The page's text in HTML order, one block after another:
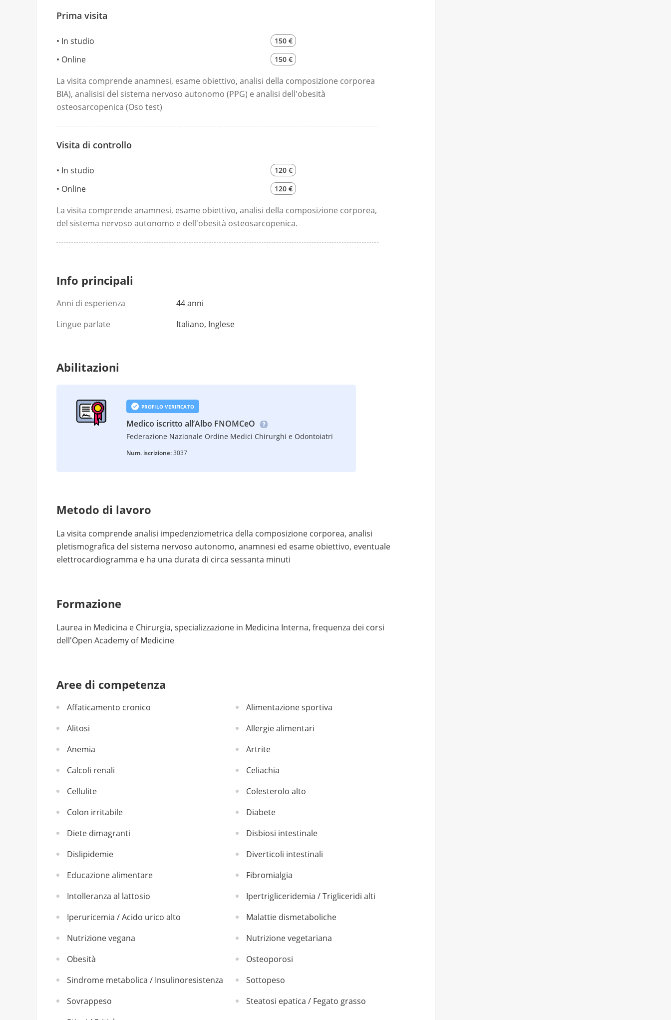
Prima visita
In studio 150 €
Online 150 €
La visita comprende anamnesi, esame obiettivo, analisi della composizione corporea
BIA), analisisi del sistema nervoso autonomo (PPG) e analisi dell'obesità
osteosarcopenica (Oso test)
Visita di controllo
In studio 120 €
Online 120 €
La visita comprende anamnesi, esame obiettivo, analisi della composizione corporea,
del sistema nervoso autonomo e dell'obesità osteosarcopenica.
Info principali
Anni di esperienza
44 anni
Lingue parlate
Italiano, Inglese
Abilitazioni
PROFILO VERIFICATO
Medico iscritto all’Albo FNOMCeO
Federazione Nazionale Ordine Medici Chirurghi e Odontoiatri
Num. iscrizione:3037
Metodo di lavoro
La visita comprende analisi impedenziometrica della composizione corporea, analisi
pletismografica del sistema nervoso autonomo, anamnesi ed esame obiettivo, eventuale
elettrocardiogramma e ha una durata di circa sessanta minuti
Formazione
Laurea in Medicina e Chirurgia, specializzazione in Medicina Interna, frequenza dei corsi
dell'Open Academy of Medicine
Aree di competenza
Affaticamento cronico
Alimentazione sportiva
Alitosi
Allergie alimentari
Anemia
Artrite
Calcoli renali
Celiachia
Cellulite
Colesterolo alto
Colon irritabile
Diabete
Diete dimagranti
Disbiosi intestinale
Dislipidemie
Diverticoli intestinali
Educazione alimentare
Fibromialgia
Intolleranza al lattosio
Ipertrigliceridemia / Trigliceridi alti
Iperuricemia / Acido urico alto
Malattie dismetaboliche
Nutrizione vegana
Nutrizione vegetariana
Obesità
Osteoporosi
Sindrome metabolica / Insulinoresistenza
Sottopeso
Sovrappeso
Steatosi epatica / Fegato grasso